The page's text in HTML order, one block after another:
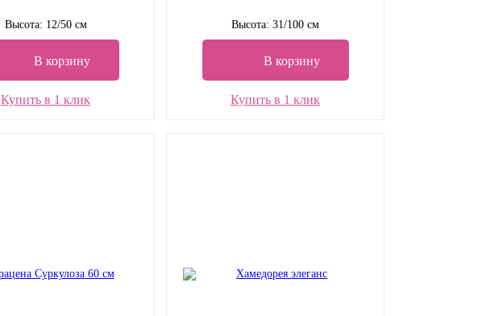
Высота: 12/50 см
В корзину
Купить в 1 клик
Высота: 31/100 см
В корзину
Купить в 1 клик